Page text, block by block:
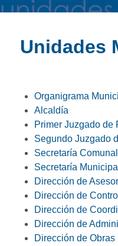
Unidades
Organigrama
Alcaldía
Primer Juzgado de
Segundo Juzgado
Secretaría
Secretaría Municipal
Dirección de
Dirección de Control
Dirección de
Dirección de
Dirección de